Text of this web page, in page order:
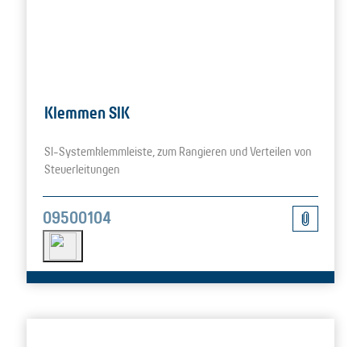
Klemmen SIK
SI-Systemklemmleiste, zum Rangieren und Verteilen von
Steuerleitungen
09500104